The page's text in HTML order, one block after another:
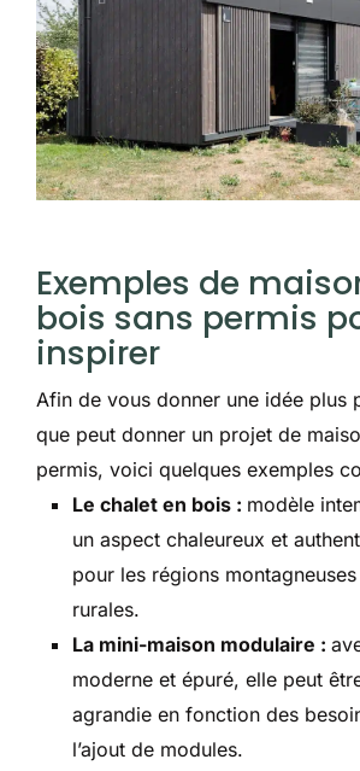
Exemples de
bois sans permis
inspirer
Afin de vous donner une idée plus
que peut donner un projet de
permis, voici quelques exemples
Le chalet en bois : modèle
un aspect chaleureux et
pour les régions
rurales.
La mini-maison modulaire :
moderne et épuré, elle peut
agrandie en fonction des
l’ajout de modules.